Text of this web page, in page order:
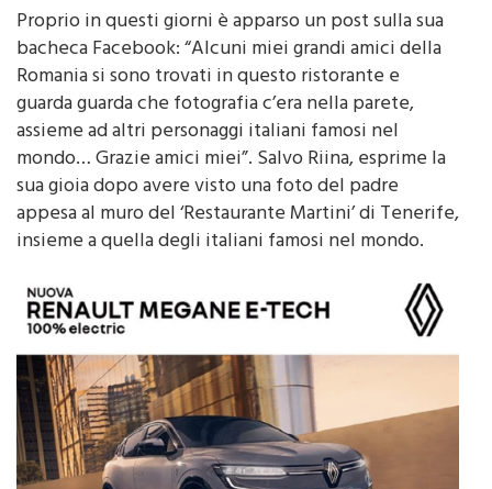
ritenuto ancora capace di esercitare una influenza.
Proprio in questi giorni è apparso un post sulla sua
bacheca Facebook: “Alcuni miei grandi amici della
Romania si sono trovati in questo ristorante e
guarda guarda che fotografia c’era nella parete,
assieme ad altri personaggi italiani famosi nel
mondo… Grazie amici miei”. Salvo Riina, esprime la
sua gioia dopo avere visto una foto del padre
appesa al muro del ‘Restaurante Martini’ di Tenerife,